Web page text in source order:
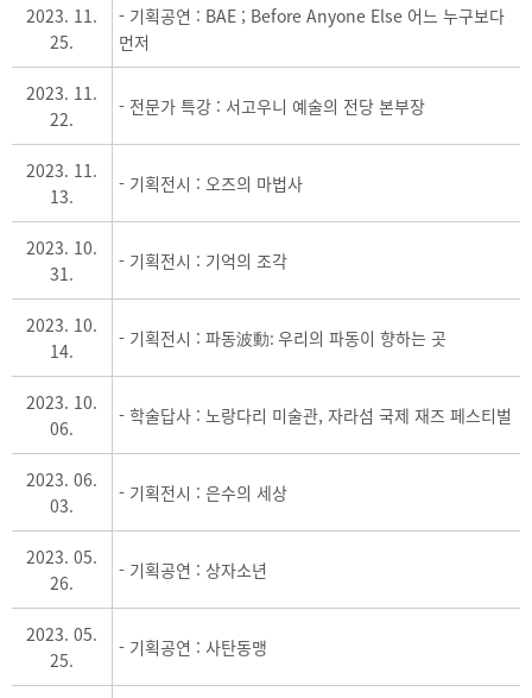
2023. 11.
25.
- 기획공연 : BAE ; Before Anyone Else 어느 누구보다
먼저
2023. 11.
22.
- 전문가 특강 : 서고우니 예술의 전당 본부장
2023. 11.
13.
- 기획전시 : 오즈의 마법사
2023. 10.
31.
- 기획전시 : 기억의 조각
2023. 10.
14.
- 기획전시 : 파동波動: 우리의 파동이 향하는 곳
2023. 10.
06.
- 학술답사 : 노랑다리 미술관, 자라섬 국제 재즈 페스티벌
2023. 06.
03.
- 기획전시 : 은수의 세상
2023. 05.
26.
- 기획공연 : 상자소년
2023. 05.
25.
- 기획공연 : 사탄동맹